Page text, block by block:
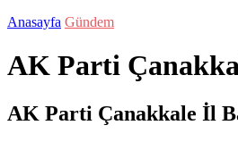
Anasayfa Gündem
AK Parti
AK Parti Çanakkale İl